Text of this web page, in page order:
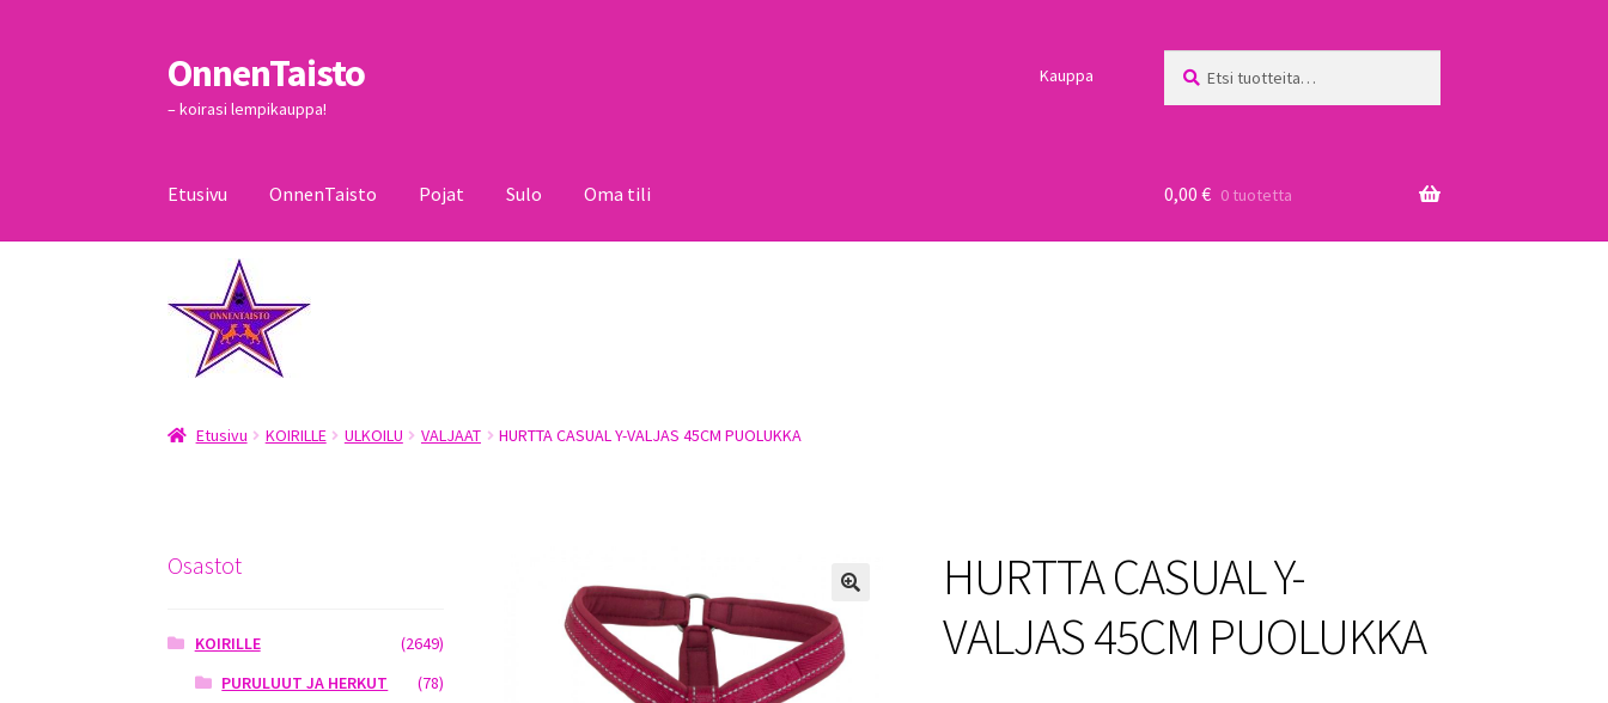
Siirry
navigointiin
Siirry
sisältöön
OnnenTaisto
– koirasi lempikauppa!
Kauppa
Etusivu OnnenTaisto Pojat Sulo Oma tili
Kassa
0,00 € 0 tuotetta
Etusivu KOIRILLE ULKOILU VALJAAT HURTTA CASUAL Y-VALJAS 45CM PUOLUKKA
HURTTA CASUAL Y-
VALJAS 45CM PUOLUKKA
Osastot
KOIRILLE
(2649)
PURULUUT JA HERKUT
(78)